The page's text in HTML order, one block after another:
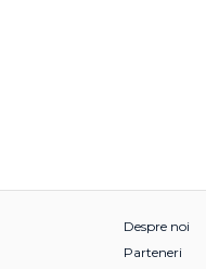
J.
Despre noi
Parteneri